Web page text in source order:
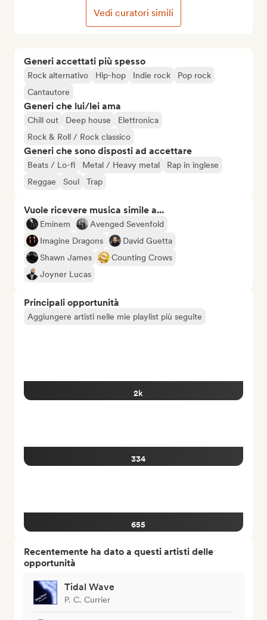
Generi accettati più spesso
Rock alternativo Hip-hop Indie rock
Pop rock
Cantautore
Generi che lui/lei ama
Chill out Deep house
Elettronica
Rock & Roll / Rock classico
Generi che sono disposti ad accettare
Beats / Lo-fi Metal / Heavy metal
Rap in inglese
Reggae
Soul Trap
Vuole ricevere musica simile a...
Eminem
Avenged Sevenfold
Imagine Dragons
David Guetta
Shawn James
Counting Crows
Joyner Lucas
Principali opportunità
Aggiungere artisti nelle mie playlist più seguite
2k
334
655
Recentemente ha dato a questi artisti delle
opportunità
Tidal Wave
P. C. Currier
Vedi curatori simili